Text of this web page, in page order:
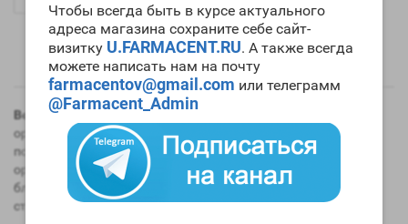
Чтобы всегда быть в курсе актуального
адреса магазина сохраните себе сайт-
визитку U.FARMACENT.RU. А также всегда
можете написать нам на почту
farmacentov@gmail.com или телеграмм
@Farmacent_Admin
Показано с 1 по 4 из 4 (всего 1 страниц)
Beenova
— это производитель спортивной фармакологии,
ориентированный на выпуск современных препаратов для
повышения спортивных результатов и восстановления
организма. Бренд получил популярность среди спортсменов
благодаря сочетанию стабильного качества, доступной
стоимости и широкого ассортимента продукции.